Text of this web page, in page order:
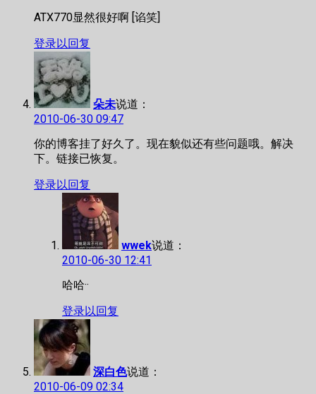
ATX770显然很好啊 [谄笑]
登录以回复
朵未说道：
2010-06-30 09:47
你的博客挂了好久了。现在貌似还有些问题哦。解决
下。链接已恢复。
登录以回复
wwek说道：
2010-06-30 12:41
哈哈··
登录以回复
深白色说道：
2010-06-09 02:34